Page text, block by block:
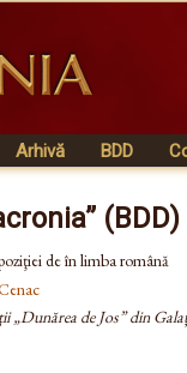
Arhivă BDD
(BDD)
de în limba română
„Dunărea de Jos” din